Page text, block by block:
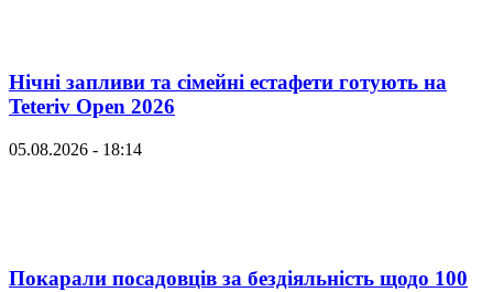
Нічні запливи та сімейні естафети готують на
Teteriv Open 2026
05.08.2026 - 18:14
Покарали посадовців за бездіяльність щодо 100